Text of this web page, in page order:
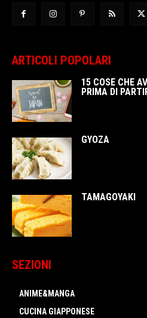
ARTICOLI POPOLARI
15 COSE CHE
PRIMA DI
GYOZA
TAMAGOYAKI
SEZIONI
ANIME&MANGA
CUCINA GIAPPONESE